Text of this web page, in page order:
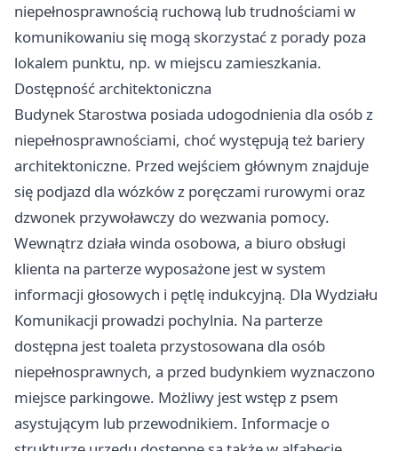
niepełnosprawnością ruchową lub trudnościami w
komunikowaniu się mogą skorzystać z porady poza
lokalem punktu, np. w miejscu zamieszkania.
Dostępność architektoniczna
Budynek Starostwa posiada udogodnienia dla osób z
niepełnosprawnościami, choć występują też bariery
architektoniczne. Przed wejściem głównym znajduje
się podjazd dla wózków z poręczami rurowymi oraz
dzwonek przywoławczy do wezwania pomocy.
Wewnątrz działa winda osobowa, a biuro obsługi
klienta na parterze wyposażone jest w system
informacji głosowych i pętlę indukcyjną. Dla Wydziału
Komunikacji prowadzi pochylnia. Na parterze
dostępna jest toaleta przystosowana dla osób
niepełnosprawnych, a przed budynkiem wyznaczono
miejsce parkingowe. Możliwy jest wstęp z psem
asystującym lub przewodnikiem. Informacje o